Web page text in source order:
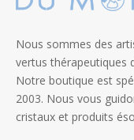
Nous sommes des
vertus thérapeutiques
Notre boutique est
2003. Nous vous
cristaux et produits